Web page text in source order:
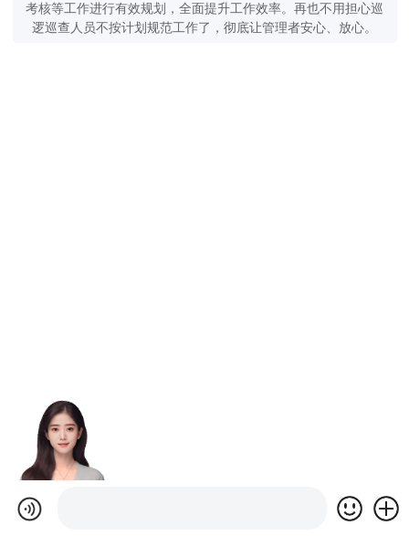
考核等工作进行有效规划，全面提升工作效率。再也不用担心巡
逻巡查人员不按计划规范工作了，彻底让管理者安心、放心。